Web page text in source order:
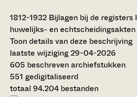
1812-1932 Bijlagen bij de registers
huwelijks- en echtscheidingsakten
Toon details van deze beschrijving
laatste wijziging 29-04-2026
605 beschreven archiefstukken
551 gedigitaliseerd
totaal 94.204 bestanden